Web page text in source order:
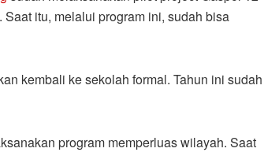
itu, melalui program ini, sudah bisa
kembali ke sekolah formal. Tahun ini sudah
program memperluas wilayah. Saat